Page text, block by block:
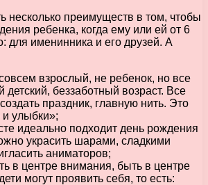
несколько преимуществ в том, чтобы
ребенка, когда ему или ей от 6
для именинника и его друзей. А
взрослый, не ребенок, но все
беззаботный возраст. Все
праздник, главную нить. Это
улыбки»;
идеально подходит день рождения
украсить шарами, сладкими
аниматоров;
в центре внимания, быть в центре
могут проявить себя, то есть: